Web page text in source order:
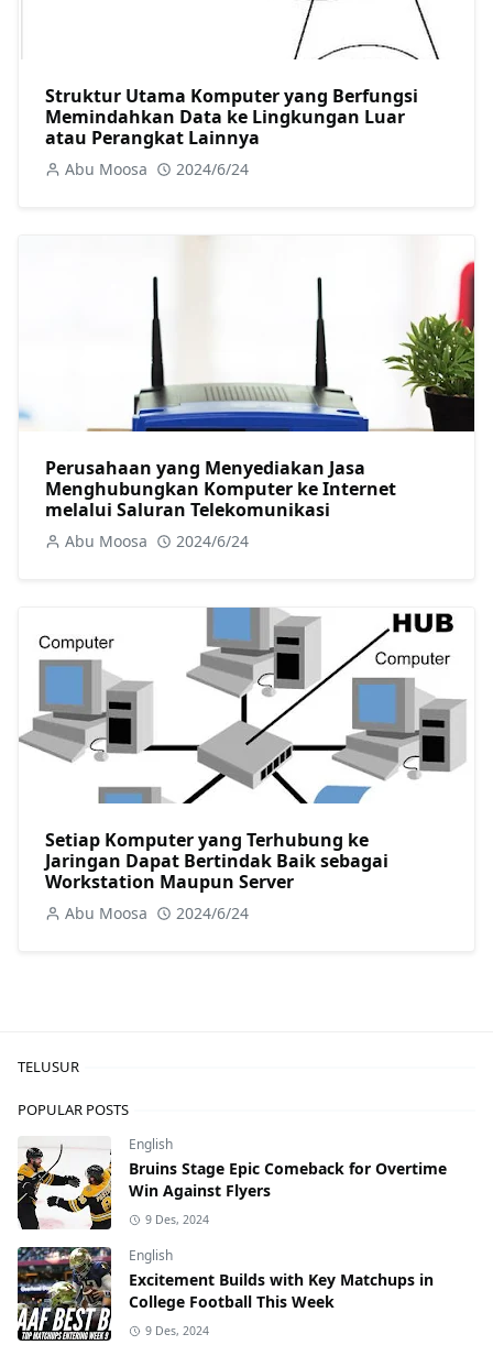
Struktur Utama Komputer yang Berfungsi
Memindahkan Data ke Lingkungan Luar
atau Perangkat Lainnya
Abu Moosa 2024/6/24
Perusahaan yang Menyediakan Jasa
Menghubungkan Komputer ke Internet
melalui Saluran Telekomunikasi
Abu Moosa 2024/6/24
Setiap Komputer yang Terhubung ke
Jaringan Dapat Bertindak Baik sebagai
Workstation Maupun Server
Abu Moosa 2024/6/24
TELUSUR
POPULAR POSTS
English
Bruins Stage Epic Comeback for Overtime
Win Against Flyers
9 Des, 2024
English
Excitement Builds with Key Matchups in
College Football This Week
9 Des, 2024